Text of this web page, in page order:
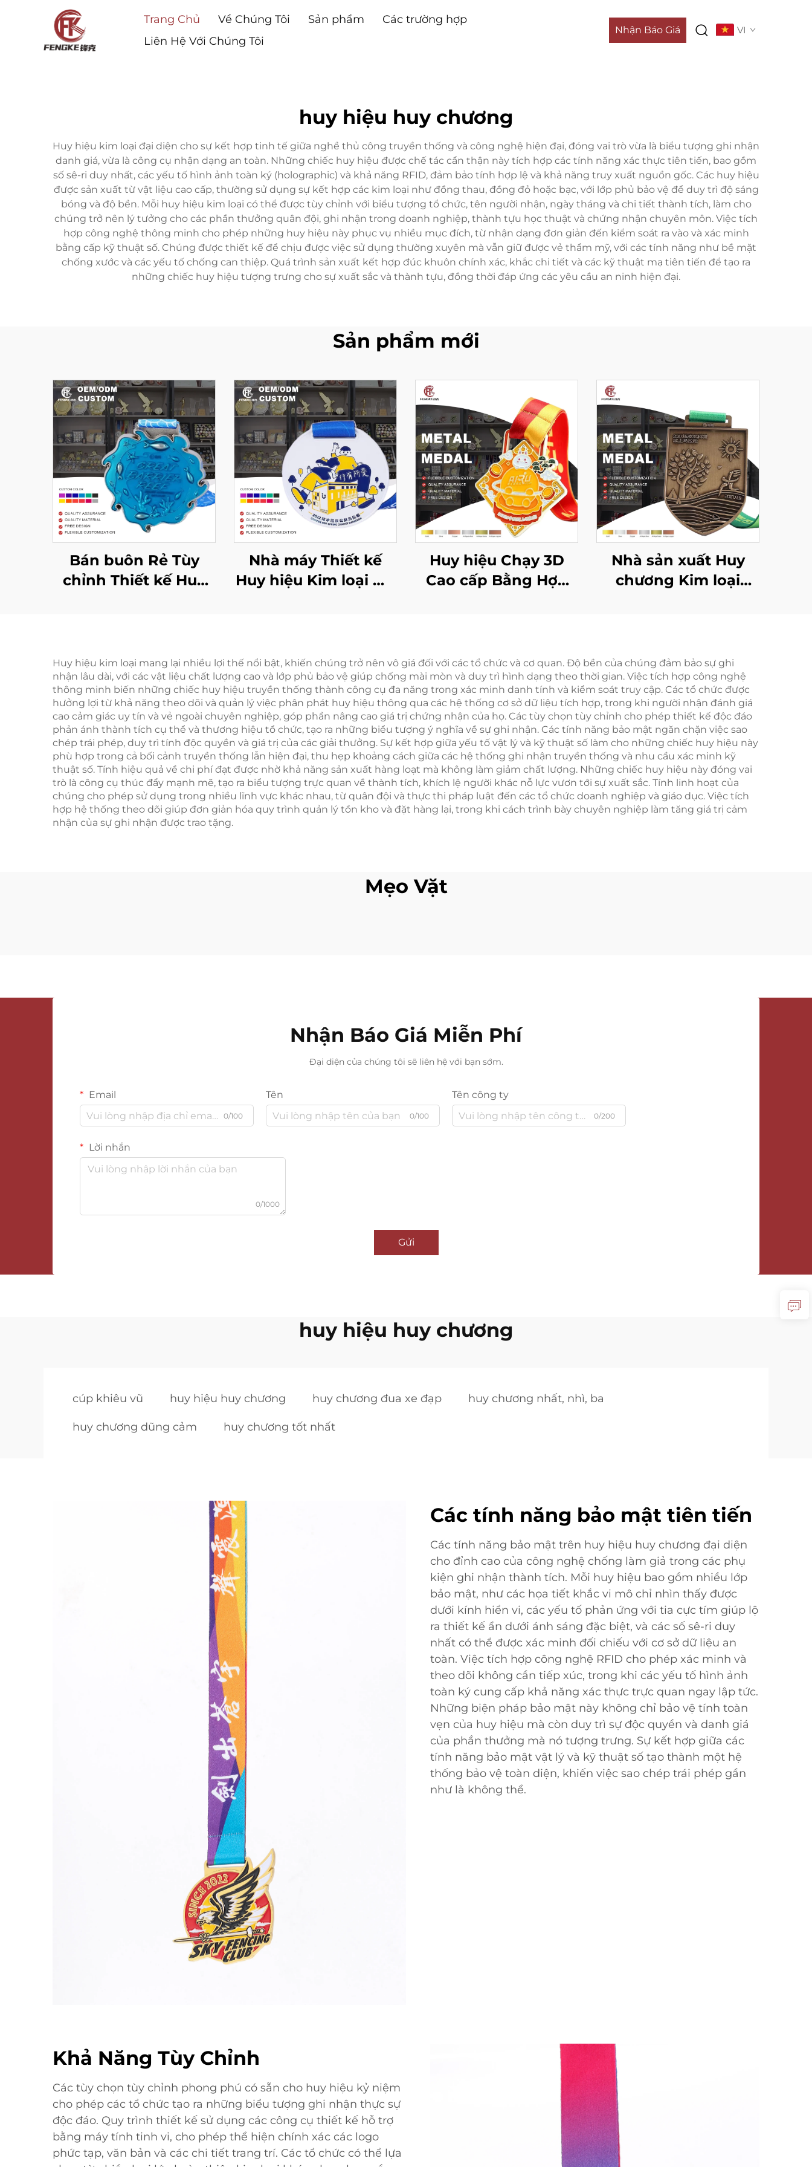
Trang Chủ Về Chúng Tôi Sản phẩm
Các trường hợp
Liên Hệ Với Chúng Tôi
Nhận Báo Giá VI
huy hiệu huy chương
Huy hiệu kim loại đại diện cho sự kết hợp tinh tế giữa nghề thủ công truyền thống và công nghệ hiện đại, đóng vai trò vừa là biểu tượng ghi nhận
danh giá, vừa là công cụ nhận dạng an toàn. Những chiếc huy hiệu được chế tác cẩn thận này tích hợp các tính năng xác thực tiên tiến, bao gồm
số sê-ri duy nhất, các yếu tố hình ảnh toàn ký (holographic) và khả năng RFID, đảm bảo tính hợp lệ và khả năng truy xuất nguồn gốc. Các huy hiệu
được sản xuất từ vật liệu cao cấp, thường sử dụng sự kết hợp các kim loại như đồng thau, đồng đỏ hoặc bạc, với lớp phủ bảo vệ để duy trì độ sáng
bóng và độ bền. Mỗi huy hiệu kim loại có thể được tùy chỉnh với biểu tượng tổ chức, tên người nhận, ngày tháng và chi tiết thành tích, làm cho
chúng trở nên lý tưởng cho các phần thưởng quân đội, ghi nhận trong doanh nghiệp, thành tựu học thuật và chứng nhận chuyên môn. Việc tích
hợp công nghệ thông minh cho phép những huy hiệu này phục vụ nhiều mục đích, từ nhận dạng đơn giản đến kiểm soát ra vào và xác minh
bằng cấp kỹ thuật số. Chúng được thiết kế để chịu được việc sử dụng thường xuyên mà vẫn giữ được vẻ thẩm mỹ, với các tính năng như bề mặt
chống xước và các yếu tố chống can thiệp. Quá trình sản xuất kết hợp đúc khuôn chính xác, khắc chi tiết và các kỹ thuật mạ tiên tiến để tạo ra
những chiếc huy hiệu tượng trưng cho sự xuất sắc và thành tựu, đồng thời đáp ứng các yêu cầu an ninh hiện đại.
Sản phẩm mới
Bán buôn Rẻ Tùy
chỉnh Thiết kế Huy
Marathon Thể thao
Có Dải Ruy Băng
Nhà máy Thiết kế
Huy hiệu Kim loại Mạ
Cuộc thi Thể thao và
Chạy Marathon
Huy hiệu Chạy 3D
Cao cấp Bằng Hợp
Kỷ niệm
Nhà sản xuất Huy
chương Kim loại
Kim loại
Huy hiệu kim loại mang lại nhiều lợi thế nổi bật, khiến chúng trở nên vô giá đối với các tổ chức và cơ quan. Độ bền của chúng đảm bảo sự ghi
nhận lâu dài, với các vật liệu chất lượng cao và lớp phủ bảo vệ giúp chống mài mòn và duy trì hình dạng theo thời gian. Việc tích hợp công nghệ
thông minh biến những chiếc huy hiệu truyền thống thành công cụ đa năng trong xác minh danh tính và kiểm soát truy cập. Các tổ chức được
hưởng lợi từ khả năng theo dõi và quản lý việc phân phát huy hiệu thông qua các hệ thống cơ sở dữ liệu tích hợp, trong khi người nhận đánh giá
cao cảm giác uy tín và vẻ ngoài chuyên nghiệp, góp phần nâng cao giá trị chứng nhận của họ. Các tùy chọn tùy chỉnh cho phép thiết kế độc đáo
phản ánh thành tích cụ thể và thương hiệu tổ chức, tạo ra những biểu tượng ý nghĩa về sự ghi nhận. Các tính năng bảo mật ngăn chặn việc sao
chép trái phép, duy trì tính độc quyền và giá trị của các giải thưởng. Sự kết hợp giữa yếu tố vật lý và kỹ thuật số làm cho những chiếc huy hiệu này
phù hợp trong cả bối cảnh truyền thống lẫn hiện đại, thu hẹp khoảng cách giữa các hệ thống ghi nhận truyền thống và nhu cầu xác minh kỹ
thuật số. Tính hiệu quả về chi phí đạt được nhờ khả năng sản xuất hàng loạt mà không làm giảm chất lượng. Những chiếc huy hiệu này đóng vai
trò là công cụ thúc đẩy mạnh mẽ, tạo ra biểu tượng trực quan về thành tích, khích lệ người khác nỗ lực vươn tới sự xuất sắc. Tính linh hoạt của
chúng cho phép sử dụng trong nhiều lĩnh vực khác nhau, từ quân đội và thực thi pháp luật đến các tổ chức doanh nghiệp và giáo dục. Việc tích
hợp hệ thống theo dõi giúp đơn giản hóa quy trình quản lý tồn kho và đặt hàng lại, trong khi cách trình bày chuyên nghiệp làm tăng giá trị cảm
nhận của sự ghi nhận được trao tặng.
Mẹo Vặt
Nhận Báo Giá Miễn Phí
Đại diện của chúng tôi sẽ liên hệ với bạn sớm.
Email
0/100
Tên
0/100
Tên công ty
0/200
Lời nhắn
0/1000
Gửi
huy hiệu huy chương
cúp khiêu vũ huy hiệu huy chương huy chương đua xe đạp huy chương nhất, nhì, ba
huy chương dũng cảm huy chương tốt nhất
Các tính năng bảo mật tiên tiến
Các tính năng bảo mật trên huy hiệu huy chương đại diện
cho đỉnh cao của công nghệ chống làm giả trong các phụ
kiện ghi nhận thành tích. Mỗi huy hiệu bao gồm nhiều lớp
bảo mật, như các họa tiết khắc vi mô chỉ nhìn thấy được
dưới kính hiển vi, các yếu tố phản ứng với tia cực tím giúp lộ
ra thiết kế ẩn dưới ánh sáng đặc biệt, và các số sê-ri duy
nhất có thể được xác minh đối chiếu với cơ sở dữ liệu an
toàn. Việc tích hợp công nghệ RFID cho phép xác minh và
theo dõi không cần tiếp xúc, trong khi các yếu tố hình ảnh
toàn ký cung cấp khả năng xác thực trực quan ngay lập tức.
Những biện pháp bảo mật này không chỉ bảo vệ tính toàn
vẹn của huy hiệu mà còn duy trì sự độc quyền và danh giá
của phần thưởng mà nó tượng trưng. Sự kết hợp giữa các
tính năng bảo mật vật lý và kỹ thuật số tạo thành một hệ
thống bảo vệ toàn diện, khiến việc sao chép trái phép gần
như là không thể.
Khả Năng Tùy Chỉnh
Các tùy chọn tùy chỉnh phong phú có sẵn cho huy hiệu kỷ niệm
cho phép các tổ chức tạo ra những biểu tượng ghi nhận thực sự
độc đáo. Quy trình thiết kế sử dụng các công cụ thiết kế hỗ trợ
bằng máy tính tinh vi, cho phép thể hiện chính xác các logo
phức tạp, văn bản và các chi tiết trang trí. Các tổ chức có thể lựa